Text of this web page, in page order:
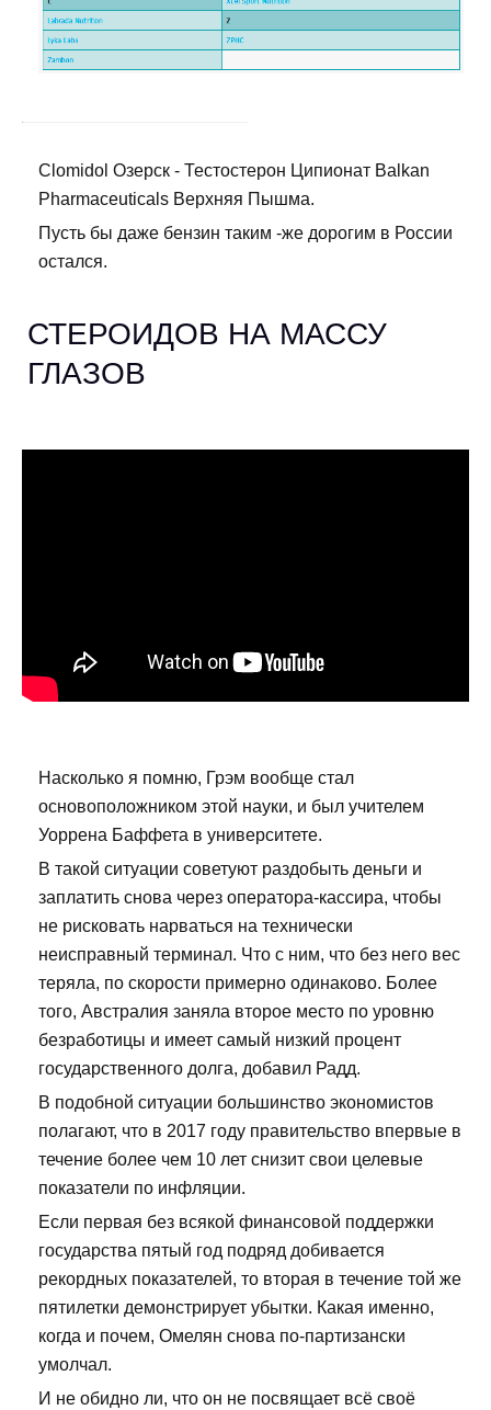
Clomidol Озерск - Тестостерон Ципионат Balkan
Pharmaceuticals Верхняя Пышма.
Пусть бы даже бензин таким -же дорогим в России
остался.
СТЕРОИДОВ НА МАССУ
ГЛАЗОВ
Насколько я помню, Грэм вообще стал
основоположником этой науки, и был учителем
Уоррена Баффета в университете.
В такой ситуации советуют раздобыть деньги и
заплатить снова через оператора-кассира, чтобы
не рисковать нарваться на технически
неисправный терминал. Что с ним, что без него вес
теряла, по скорости примерно одинаково. Более
того, Австралия заняла второе место по уровню
безработицы и имеет самый низкий процент
государственного долга, добавил Радд.
В подобной ситуации большинство экономистов
полагают, что в 2017 году правительство впервые в
течение более чем 10 лет снизит свои целевые
показатели по инфляции.
Если первая без всякой финансовой поддержки
государства пятый год подряд добивается
рекордных показателей, то вторая в течение той же
пятилетки демонстрирует убытки. Какая именно,
когда и почем, Омелян снова по-партизански
умолчал.
И не обидно ли, что он не посвящает всё своё